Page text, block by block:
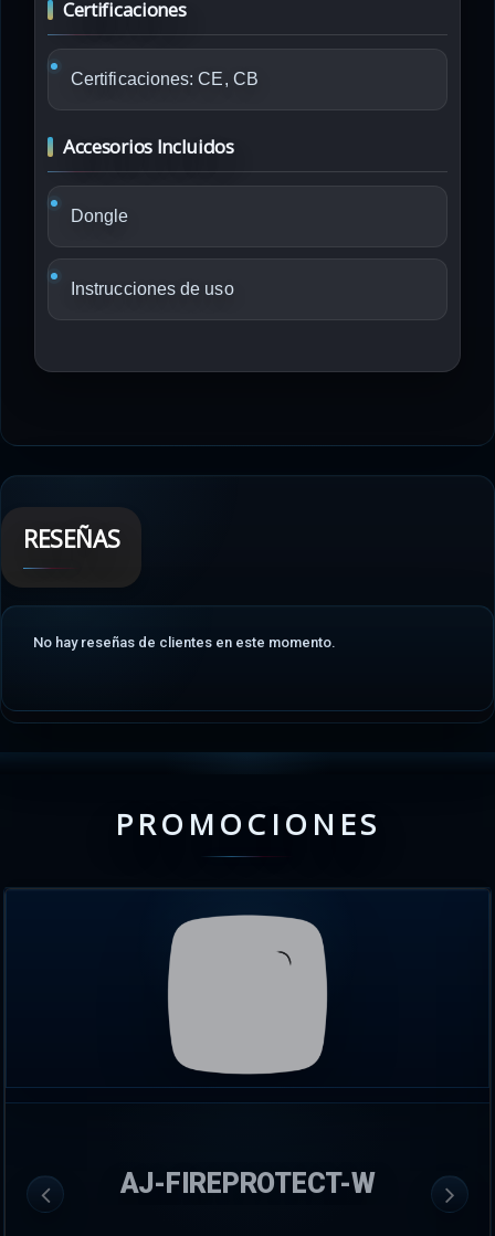
Certificaciones
Certificaciones: CE, CB
Accesorios Incluidos
Dongle
Instrucciones de uso
RESEÑAS
No hay reseñas de clientes en este momento.
PROMOCIONES
AJ-FIREPROTECT-W